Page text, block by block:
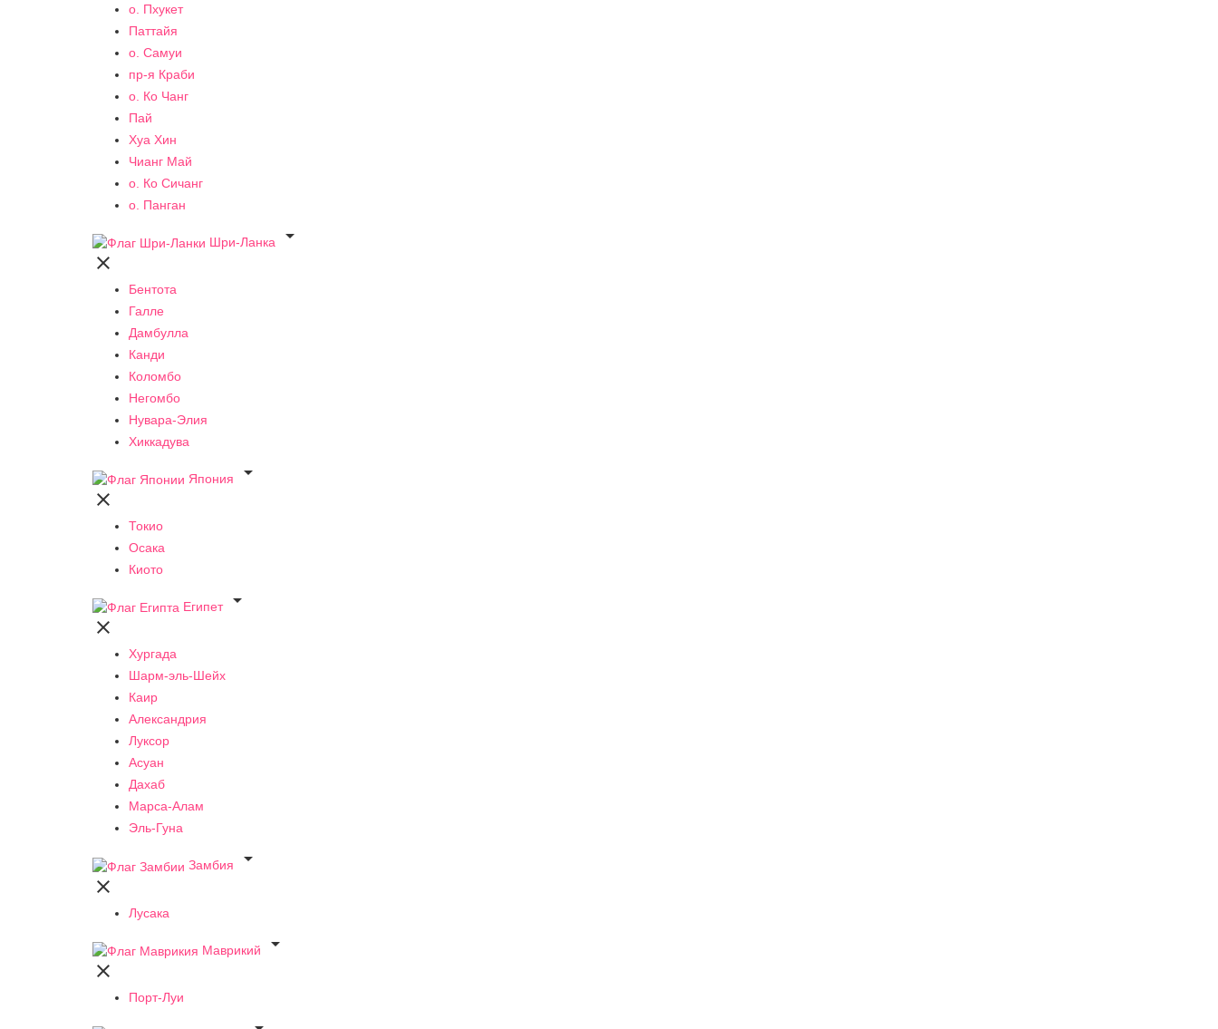
о. Пхукет
Паттайя
о. Самуи
пр-я Краби
о. Ко Чанг
Пай
Хуа Хин
Чианг Май
о. Ко Сичанг
о. Панган
Шри-Ланка


Бентота
Галле
Дамбулла
Канди
Коломбо
Негомбо
Нувара-Элия
Хиккадува
Япония


Токио
Осака
Киото
Египет


Хургада
Шарм-эль-Шейх
Каир
Александрия
Луксор
Асуан
Дахаб
Марса-Алам
Эль-Гуна
Замбия


Лусака
Маврикий


Порт-Луи